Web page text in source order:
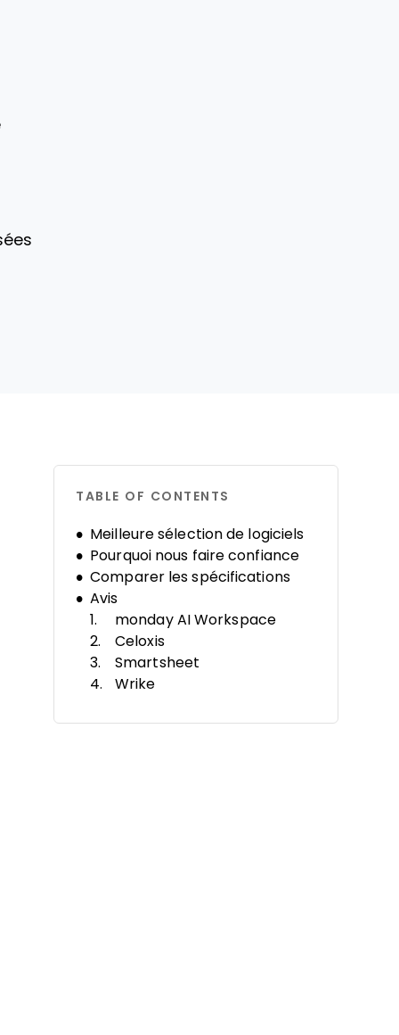
TABLE OF CONTENTS
Meilleure sélection de logiciels
Pourquoi nous faire confiance
Comparer les spécifications
Avis
monday AI Workspace
Celoxis
Smartsheet
Wrike
ClickUp